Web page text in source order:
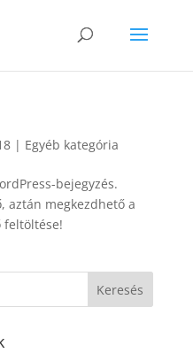
| Egyéb kategória
bejegyzés.
aztán megkezdhető a